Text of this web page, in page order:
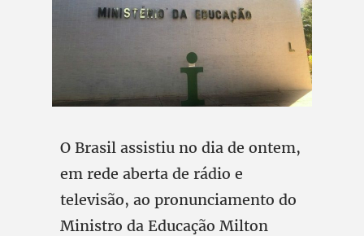
O Brasil assistiu no dia de ontem,
em rede aberta de rádio e
televisão, ao pronunciamento do
Ministro da Educação Milton